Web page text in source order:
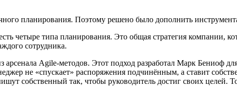
планирования. Поэтому решено было дополнить
четыре типа планирования. Это общая стратегия компании,
сотрудника.
Agile-методов. Этот подход разработал Марк Бениоф
не «спускает» распоряжения подчинённым, а ставит
собственный так, чтобы руководитель достиг своих целей.